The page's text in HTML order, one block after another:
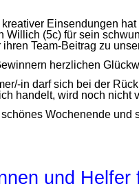
Einsendungen
Willich (5c) für sein
Team-Beitrag zu
herzlichen
in darf sich bei der
handelt, wird noch nicht
Wochenende und
und